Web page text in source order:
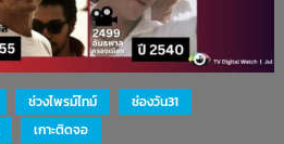
ช่วงไพรม์ไทม์
ช่องวัน31
เกาะติดจอ